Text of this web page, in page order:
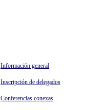
Información general
Inscripción de delegados
Conferencias conexas